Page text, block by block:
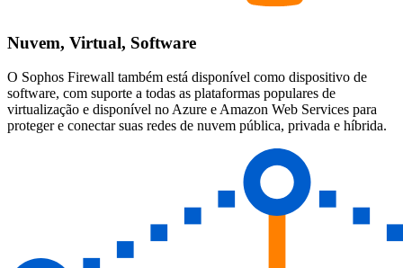
Nuvem, Virtual, Software
O Sophos Firewall também está disponível como dispositivo de
software, com suporte a todas as plataformas populares de
virtualização e disponível no Azure e Amazon Web Services para
proteger e conectar suas redes de nuvem pública, privada e híbrida.